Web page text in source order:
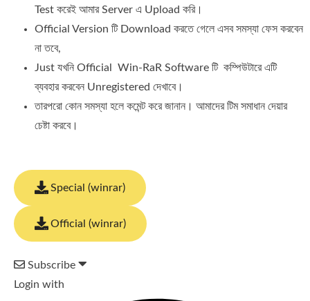
Test করেই আমার Server এ Upload করি।
Official Version টি Download করতে গেলে এসব সমস্যা ফেস করবেন
না তবে,
Just যখনি Official Win-RaR Software টি কম্পিউটারে এটি
ব্যব‍হার করবেন Unregistered দেখাবে।
তারপরো কোন সমস্যা হলে কমেন্ট করে জানান। আমাদের টিম সমাধান দেয়ার
চেষ্টা করবে।
Special (winrar)
Official (winrar)
Subscribe
Login with